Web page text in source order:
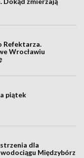
Refektarza.
Wrocławiu
piątek
dla
Międzybórz